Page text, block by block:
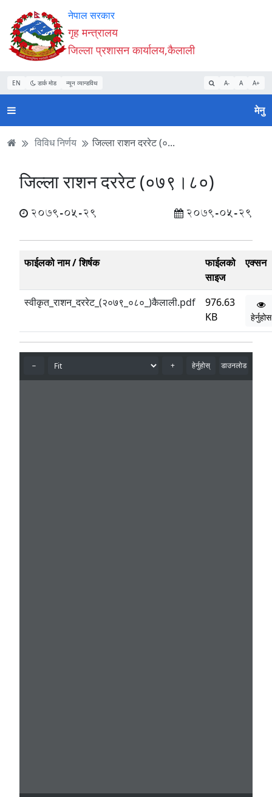
Accessibility
Mode
सुरु
गर्नुहोस्
सामाग्री
पढ्नुहाेस्
नेभिगेसन
पढ्नुहाेस्
वेबसाइट
खोजमा
जानुहोस्
नेपाल सरकार
गृह मन्त्रालय
जिल्ला प्रशासन कार्यालय,कैलाली
EN डार्क मोड न्यून व्यान्डविथ A- A A+
मेनु
विविध निर्णय जिल्ला राशन दररेट (०...
जिल्ला राशन दररेट (०७९।८०)
2079-05-29 2079-05-29
फाईलको नाम / शिर्षक
फाईलको
साइज
एक्सन
स्वीकृत_राशन_दररेट_(२०७९_०८०_)कैलाली.pdf
976.63
KB
हेर्नुहोस